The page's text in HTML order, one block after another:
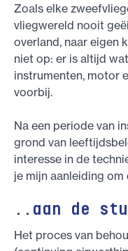
Zoals elke
vliegwereld nooit
overland, naar eigen
niet op: er is altijd
instrumenten, motor
voorbij.
Na een periode van
grond van
interesse in de
je mijn aanleiding
..aan de
Het proces van